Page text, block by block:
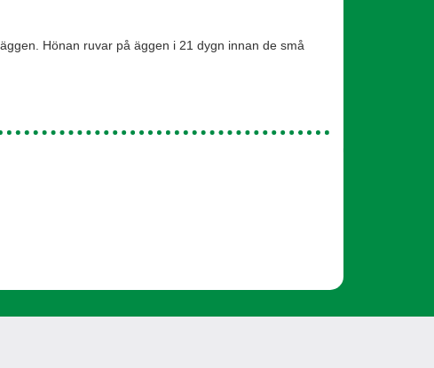
Hönan ruvar på äggen i 21 dygn innan de små